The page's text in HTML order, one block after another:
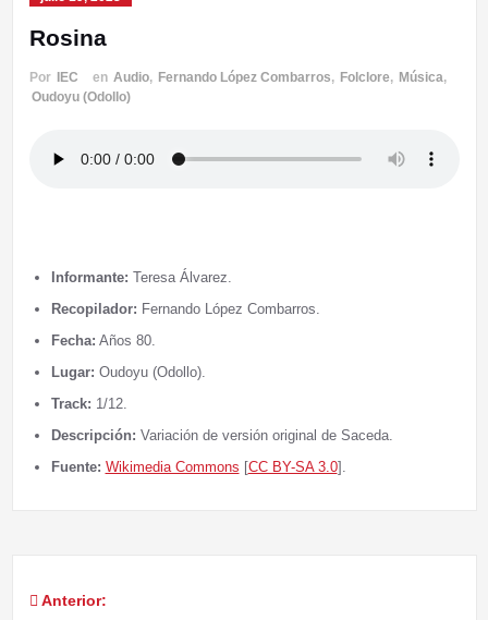
Rosina
Por IEC en Audio, Fernando López Combarros, Folclore, Música,
Oudoyu (Odollo)
Informante: Teresa Álvarez.
Recopilador: Fernando López Combarros.
Fecha: Años 80.
Lugar: Oudoyu (Odollo).
Track: 1/12.
Descripción: Variación de versión original de Saceda.
Fuente: Wikimedia Commons [CC BY-SA 3.0].
Navegación
Anterior: